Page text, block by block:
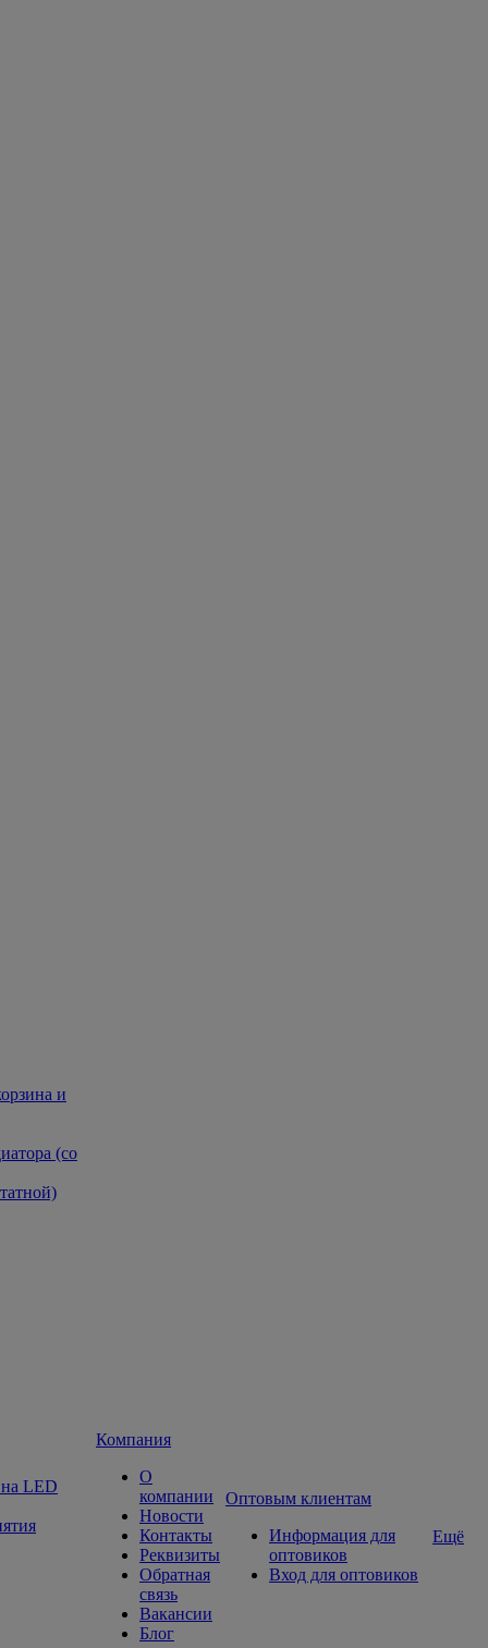
и
(со
на LED
Компания
О
компании
Новости
Контакты
Реквизиты
Обратная
связь
Вакансии
Блог
Оптовым клиентам
Информация для
оптовиков
Вход для оптовиков
Ещё